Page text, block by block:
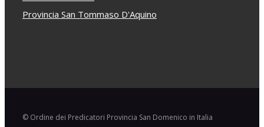
Provincia San Tommaso D'Aquino
© Ordine dei Predicatori Provincia San Domenico in Italia